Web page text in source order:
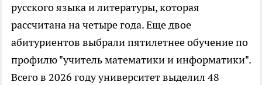
русского языка и литературы, которая
рассчитана на четыре года. Еще двое
абитуриентов выбрали пятилетнее обучение по
профилю "учитель математики и информатики".
Всего в 2026 году университет выделил 48